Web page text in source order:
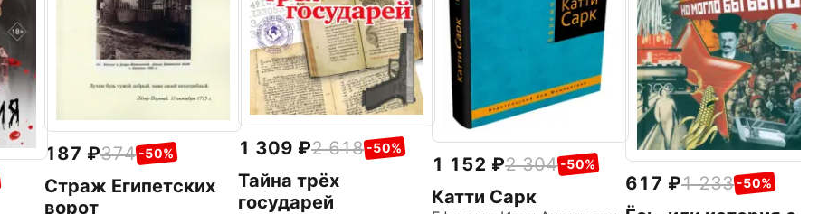
187 374 -50%
Страж Египетских
ворот
1 309 2 618 -50%
Тайна трёх
государей
1 152 2 304 -50%
Катти Сарк
617 1 233 -50%